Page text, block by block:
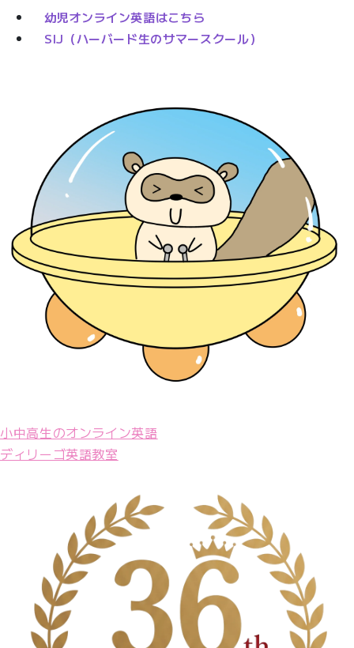
幼児オンライン英語はこちら
SIJ（ハーバード生のサマースクール）
小中高生のオンライン英語
ディリーゴ英語教室